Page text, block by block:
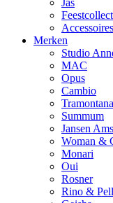
Jas
Accessoires
Merken
Studio
MAC
Opus
Cambio
Tramontana
Summum
Jansen
Woman &
Monari
Oui
Rosner
Rino &